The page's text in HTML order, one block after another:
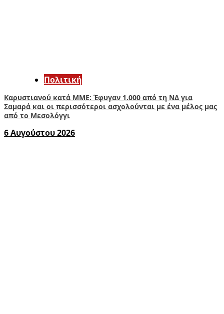
Πολιτική
Καρυστιανού κατά ΜΜΕ: Έφυγαν 1.000 από τη ΝΔ για
Σαμαρά και οι περισσότεροι ασχολούνται με ένα μέλος μας
από το Μεσολόγγι
6 Αυγούστου 2026